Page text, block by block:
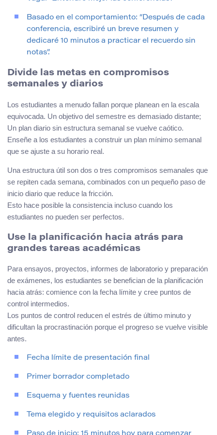
Basado en el comportamiento: “Después de cada
conferencia, escribiré un breve resumen y
dedicaré 10 minutos a practicar el recuerdo sin
notas”.
Divide las metas en compromisos
semanales y diarios
Los estudiantes a menudo fallan porque planean en la escala
equivocada. Un objetivo del semestre es demasiado distante;
Un plan diario sin estructura semanal se vuelve caótico.
Enseñe a los estudiantes a construir un plan mínimo semanal
que se ajuste a su horario real.
Una estructura útil son dos o tres compromisos semanales que
se repiten cada semana, combinados con un pequeño paso de
inicio diario que reduce la fricción.
Esto hace posible la consistencia incluso cuando los
estudiantes no pueden ser perfectos.
Use la planificación hacia atrás para
grandes tareas académicas
Para ensayos, proyectos, informes de laboratorio y preparación
de exámenes, los estudiantes se benefician de la planificación
hacia atrás: comience con la fecha límite y cree puntos de
control intermedios.
Los puntos de control reducen el estrés de último minuto y
dificultan la procrastinación porque el progreso se vuelve visible
antes.
Fecha límite de presentación final
Primer borrador completado
Esquema y fuentes reunidas
Tema elegido y requisitos aclarados